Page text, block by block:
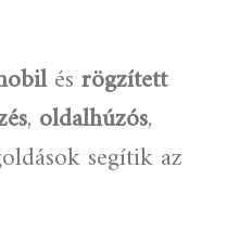
ésrögzített
, oldalhúzós,
segítik az